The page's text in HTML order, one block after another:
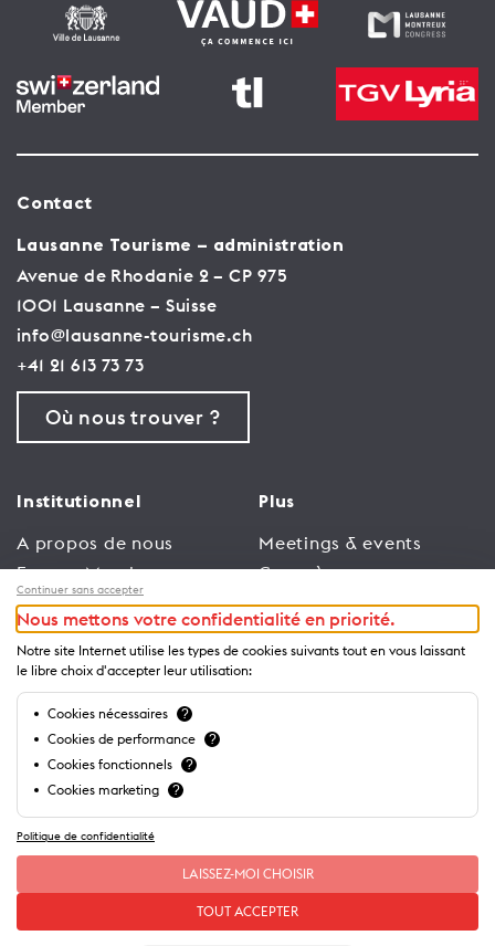
Contact
Lausanne Tourisme – administration
Avenue de Rhodanie 2 – CP 975
1001 Lausanne – Suisse
info@lausanne-tourisme.ch
+41 21 613 73 73
Où nous trouver ?
Institutionnel
A propos de nous
Espace Membres
Emploi
Conditions générales
d’utilisation
Politique de
confidentialité
Plus
Meetings & events
Congrès
Trade
Espace Médias
Annonceurs
Brochures et guides
Continuer sans accepter
Nous mettons votre confidentialité en priorité.
Notre site Internet utilise les types de cookies suivants tout en vous laissant
le libre choix d'accepter leur utilisation:
Cookies nécessaires ?
Cookies de performance ?
Cookies fonctionnels ?
Cookies marketing ?
Politique de confidentialité
LAISSEZ-MOI CHOISIR
TOUT ACCEPTER